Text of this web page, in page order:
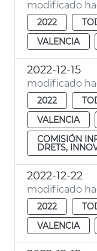
modificado
2022
VALENCIA
2022-12-15
modificado
2022
VALENCIA
COMISIÓN
DRETS,
2022-12-22
modificado
2022
VALENCIA